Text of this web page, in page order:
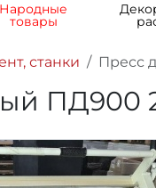
Народные
товары
станки Пресс
ПД900